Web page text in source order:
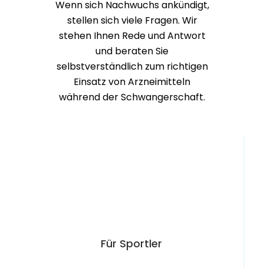
und beraten Sie
selbstverständlich zum richtigen
Einsatz von Arzneimitteln
während der Schwangerschaft.
mal klemmt, helfen wir Ihnen mit
den richtigen Produkten wieder